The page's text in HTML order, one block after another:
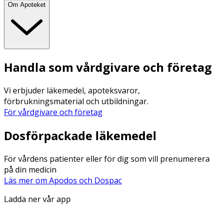
Om Apoteket
Handla som vårdgivare och företag
Vi erbjuder läkemedel, apoteksvaror,
förbrukningsmaterial och utbildningar.
För vårdgivare och företag
Dosförpackade läkemedel
För vårdens patienter eller för dig som vill prenumerera
på din medicin
Läs mer om Apodos och Dospac
Ladda ner vår app